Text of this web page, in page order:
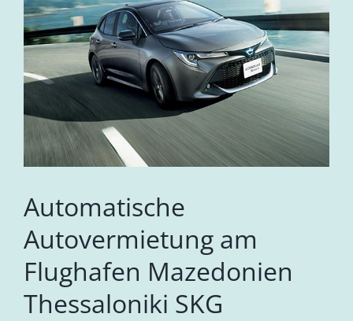
Automatische
Autovermietung am
Flughafen Mazedonien
Thessaloniki SKG